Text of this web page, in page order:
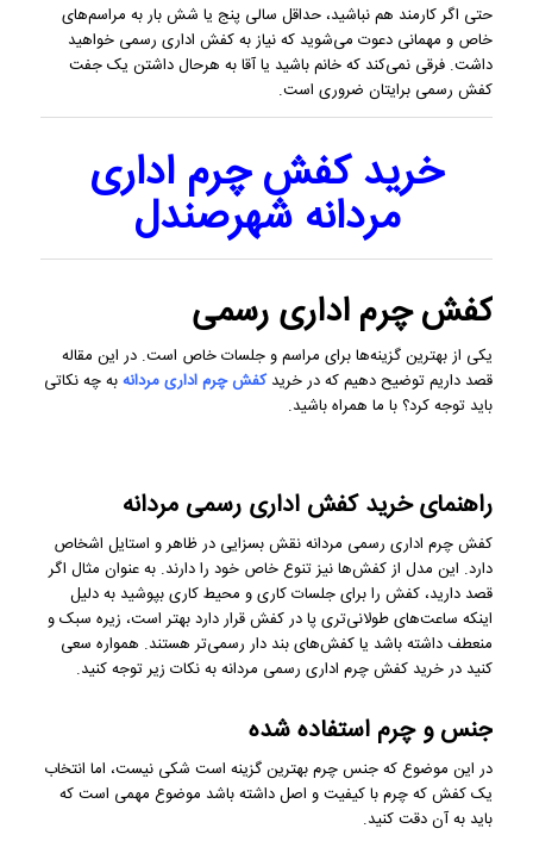
حتی اگر کارمند هم نباشید، حداقل سالی پنج یا شش بار به مراسم‌های
خاص و مهمانی دعوت می‌شوید که نیاز به کفش اداری رسمی خواهید
داشت. فرقی نمی‌کند که خانم باشید یا آقا به هرحال داشتن یک جفت
کفش رسمی برایتان ضروری است.
خرید کفش چرم اداری
مردانه شهرصندل
کفش چرم اداری رسمی
یکی از بهترین گزینه‌ها برای مراسم و جلسات خاص است. در این مقاله
قصد داریم توضیح دهیم که در خریدکفش چرم اداری مردانهبه چه نکاتی
باید توجه کرد؟ با ما همراه باشید.
راهنمای خرید کفش اداری رسمی مردانه
کفش چرم اداری رسمی مردانه نقش بسزایی در ظاهر و استایل اشخاص
دارد. این مدل از کفش‌ها نیز تنوع خاص خود را دارند. به عنوان مثال اگر
قصد دارید، کفش را برای جلسات کاری و محیط کاری بپوشید به دلیل
اینکه ساعت‌های طولانی‌تری پا در کفش قرار دارد بهتر است، زیره سبک و
منعطف داشته باشد یا کفش‌‌های بند دار رسمی‌تر هستند. همواره سعی
کنید در خرید کفش چرم اداری رسمی مردانه به نکات زیر توجه کنید.
جنس و چرم استفاده شده
در این موضوع که جنس چرم بهترین گزینه است شکی نیست، اما انتخاب
یک کفش که چرم با کیفیت و اصل داشته باشد موضوع مهمی است که
باید به آن دقت کنید.